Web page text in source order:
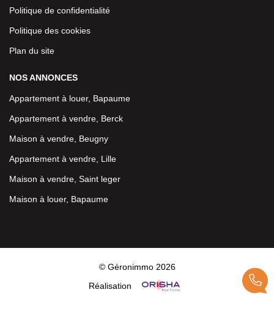
Politique de confidentialité
Politique des cookies
Plan du site
NOS ANNONCES
Appartement à louer, Bapaume
Appartement à vendre, Berck
Maison à vendre, Beugny
Appartement à vendre, Lille
Maison à vendre, Saint leger
Maison à louer, Bapaume
© Géronimmo 2026
Réalisation